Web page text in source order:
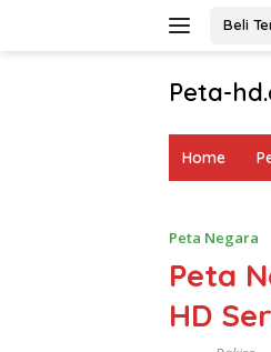
Beli
Peta-
Gambar
Home
Peta Negara
Peta
HD